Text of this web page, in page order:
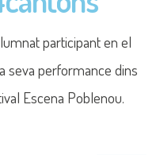
participant en el
seva performance dins
Escena Poblenou.